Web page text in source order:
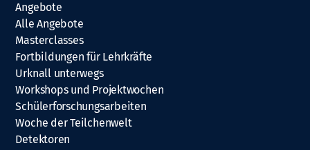
Angebote
Alle Angebote
Masterclasses
Fortbildungen für Lehrkräfte
Urknall unterwegs
Workshops und Projektwochen
Schülerforschungsarbeiten
Woche der Teilchenwelt
Detektoren